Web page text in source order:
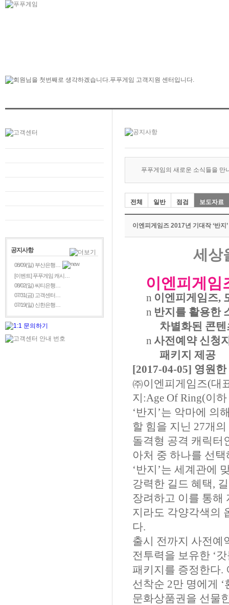
공지사항
08/09(일) 부산은행…
[이벤트] 푸푸게임 캐시…
08/02(일) 씨티은행…
07/31(금) 고객센터…
07/19(일) 신한은행…
푸푸게임의 새로운 소식들을 만
전체 일반 점검 보도자료
이엔피게임즈 2017년 기대작 ‘반지
세상
이엔피게임
n 이엔피게임즈,
n 반지를 활용한
차별화된 콘
n 사전예약 신청
패키지 제공
[2017-04-05] 영원
㈜이엔피게임즈(대
지 :Age Of Ring(이
‘반지 ’는 악마에 의
할 힘을 지닌 27개
돌격형 공격 캐릭터
아처 중 하나를 선
‘반지 ’는 세계관에
강력한 길드 혜택,
장려하고 이를 통해
지라도 각양각색의
다.
출시 전까지 사전예
전투력을 보유한 ‘
패키지를 증정한다.
선착순 2만 명에게 ‘
문화상품권을 선물